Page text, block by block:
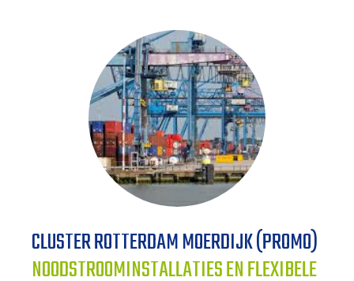
CLUSTER ROTTERDAM MOERDIJK (PROMO)
NOODSTROOMINSTALLATIES EN FLEXIBELE